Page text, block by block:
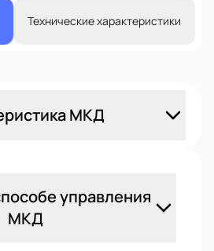
Технические характеристики
МКД
управления
МКД